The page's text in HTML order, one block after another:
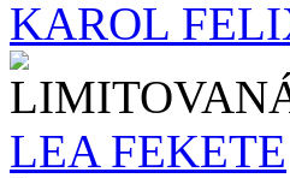
KAROL
LEA FEKETE